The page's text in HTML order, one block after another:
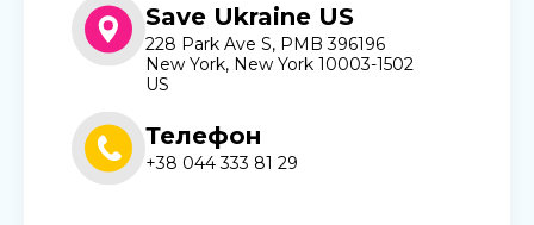
Save Ukraine US
228 Park Ave S, PMB 396196
New York, New York 10003-1502
US
Телефон
+38 044 333 81 29